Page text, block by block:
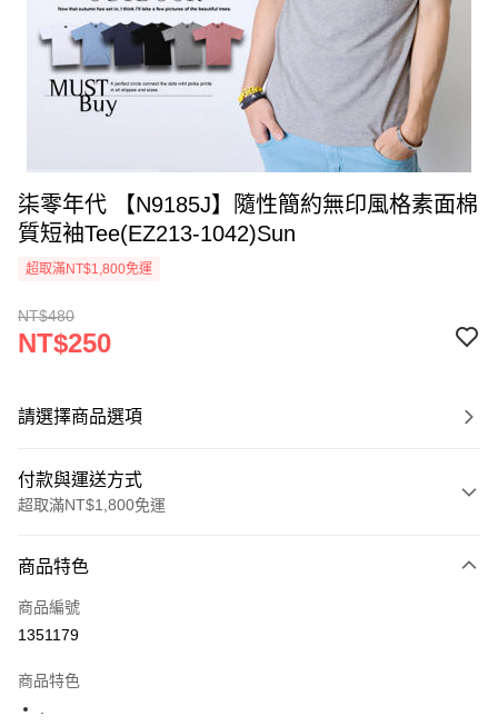
柒零年代 【N9185J】隨性簡約無印風格素面棉
質短袖Tee(EZ213-1042)Sun
超取滿NT$1,800免運
NT$480
NT$250
請選擇商品選項
付款與運送方式
超取滿NT$1,800免運
信用卡一次付款
超商取貨付款
商品特色
商品編號
1351179
商品特色